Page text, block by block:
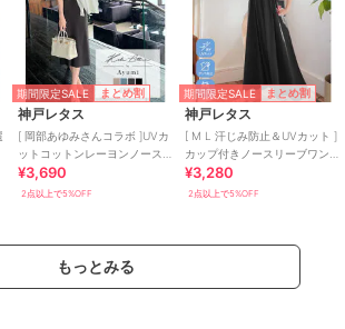
期間限定SALE まとめ割
神戸レタス
[ 岡部あゆみさんコラボ ]UVカ
ットコットンレーヨンノース
リーブニットワンピース
[E3232]
¥3,690
2点以上で5%OFF
期間限定SALE まとめ割
神戸レタス
[ M L 汗じみ防止＆UVカット ]
カップ付きノースリーブワン
ピース [E3519]
¥3,280
2点以上で5%OFF
もっとみる